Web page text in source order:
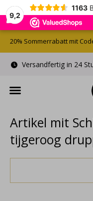
9,2
1163
Versandfertig in 24
20% Sommerrabatt mit
Artikel mit
tijgeroog